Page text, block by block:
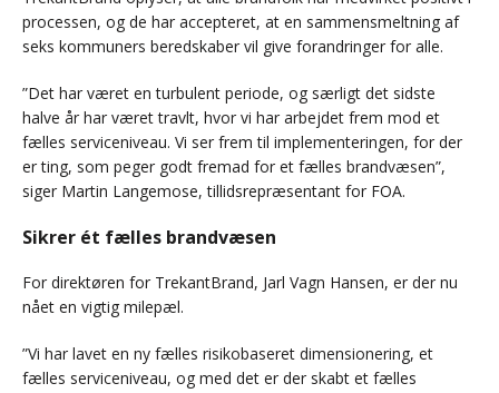
processen, og de har accepteret, at en sammensmeltning af
seks kommuners beredskaber vil give forandringer for alle.
”Det har været en turbulent periode, og særligt det sidste
halve år har været travlt, hvor vi har arbejdet frem mod et
fælles serviceniveau. Vi ser frem til implementeringen, for der
er ting, som peger godt fremad for et fælles brandvæsen”,
siger Martin Langemose, tillidsrepræsentant for FOA.
Sikrer ét fælles brandvæsen
For direktøren for TrekantBrand, Jarl Vagn Hansen, er der nu
nået en vigtig milepæl.
”Vi har lavet en ny fælles risikobaseret dimensionering, et
fælles serviceniveau, og med det er der skabt et fælles